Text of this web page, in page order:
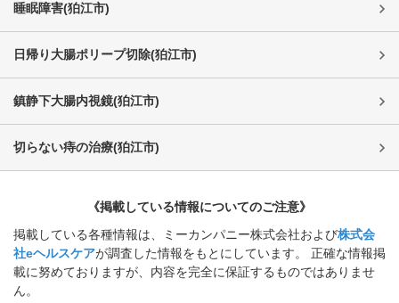
睡眠障害(狛江市)
日帰り大腸ポリープ切除(狛江市)
鎮静下大腸内視鏡(狛江市)
切らない痔の治療(狛江市)
《掲載している情報についてのご注意》
掲載している各種情報は、ミーカンパニー株式会社および株式会
社eヘルスケアが調査した情報をもとにしています。 正確な情報掲
載に努めておりますが、内容を完全に保証するものではありませ
ん。